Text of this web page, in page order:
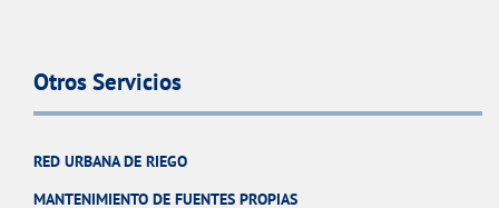
Otros Servicios
RED URBANA DE RIEGO
MANTENIMIENTO DE FUENTES PROPIAS